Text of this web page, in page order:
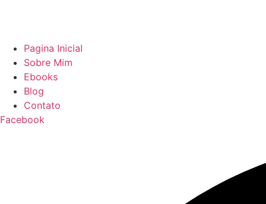
Pagina Inicial
Sobre Mim
Ebooks
Blog
Contato
Facebook